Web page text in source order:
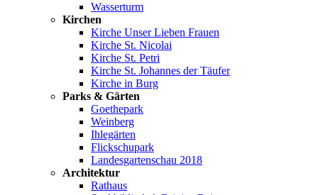
Wasserturm
Kirchen
Kirche Unser Lieben Frauen
Kirche St. Nicolai
Kirche St. Petri
Kirche St. Johannes der Täufer
Kirche in Burg
Parks & Gärten
Goethepark
Weinberg
Ihlegärten
Flickschupark
Landesgartenschau 2018
Architektur
Rathaus